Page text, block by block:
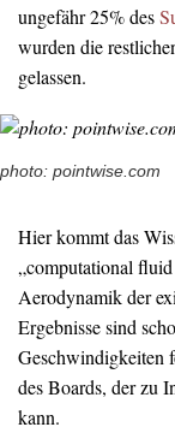
ungefähr 25% des
wurden die
gelassen.
photo: pointwise.com
Hier kommt das
„computational
Aerodynamik der
Ergebnisse sind
Geschwindigkeiten
des Boards, der zu
kann.